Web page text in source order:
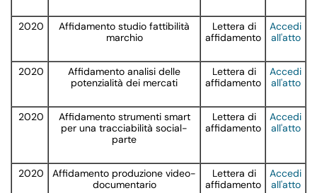
2020
Affidamento studio fattibilità
marchio
Lettera di
affidamento
Accedi
all'atto
2020
Affidamento analisi delle
potenzialità dei mercati
Lettera di
affidamento
Accedi
all'atto
2020
Affidamento strumenti smart
per una tracciabilità social-
parte
Lettera di
affidamento
Accedi
all'atto
2020
Affidamento produzione video-
documentario
Lettera di
affidamento
Accedi
all'atto